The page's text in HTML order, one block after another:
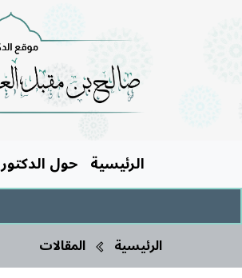
الرئيسية حول الدكتور
الرئيسية المقالات